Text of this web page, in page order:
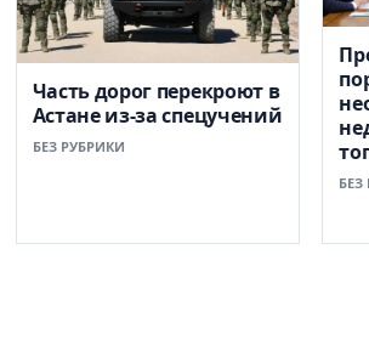
Часть дорог перекроют в
Астане из-за спецучений
БЕЗ РУБРИКИ
БЕЗ